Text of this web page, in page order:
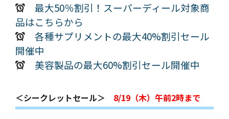
最大50％割引！スーパーディール対象商
品はこちらから
各種サプリメントの最大40%割引セール
開催中
美容製品の最大60%割引セール開催中
＜シークレットセール＞ 8/19（木）午前2時まで